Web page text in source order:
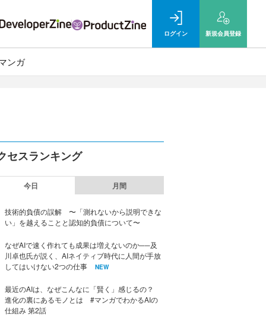
ログイン 新規会員登録
ンガ
セスランキング
今日 月間
技術的負債の誤解 〜「測れないから説明できな
い」を越えることと認知的負債について〜
なぜAIで速く作れても成果は増えないのか──及
川卓也氏が説く、AIネイティブ時代に人間が手放
してはいけない2つの仕事
NEW
最近のAIは、なぜこんなに「賢く」感じるの？
進化の裏にあるモノとは #マンガでわかるAIの
仕組み 第2話